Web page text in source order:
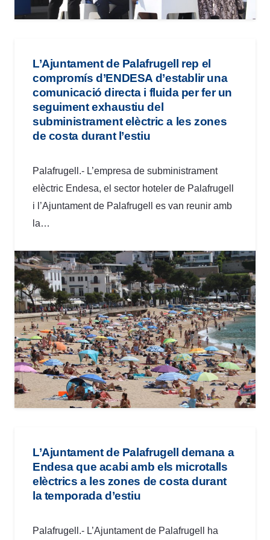
L’Ajuntament de Palafrugell rep el
compromís d’ENDESA d’establir una
comunicació directa i fluida per fer un
seguiment exhaustiu del
subministrament elèctric a les zones
de costa durant l’estiu
Palafrugell.- L’empresa de subministrament
elèctric Endesa, el sector hoteler de Palafrugell
i l’Ajuntament de Palafrugell es van reunir amb
la…
L’Ajuntament de Palafrugell demana a
Endesa que acabi amb els microtalls
elèctrics a les zones de costa durant
la temporada d’estiu
Palafrugell.- L’Ajuntament de Palafrugell ha